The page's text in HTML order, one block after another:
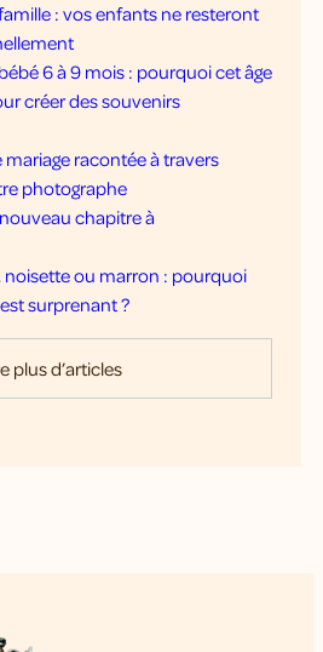
: vos enfants ne resteront
6 à 9 mois : pourquoi cet âge
créer des souvenirs
mariage racontée à travers
photographe
chapitre à
noisette ou marron : pourquoi
surprenant ?
plus d’articles